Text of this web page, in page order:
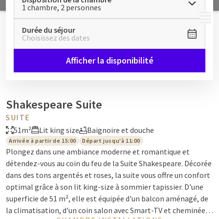
MENU
1 chambre, 2 personnes
Durée du séjour
Choisissez des dates
Afficher la disponibilité
Shakespeare Suite
SUITE
51m²
Lit king size Baignoire et douche
Arrivée à partir de 15:00 Départ jusqu'à 11:00
Plongez dans une ambiance moderne et romantique et
détendez-vous au coin du feu de la Suite Shakespeare. Décorée
dans des tons argentés et roses, la suite vous offre un confort
optimal grâce à son lit king-size à sommier tapissier. D'une
superficie de 51 m², elle est équipée d'un balcon aménagé, de
la climatisation, d'un coin salon avec Smart-TV et cheminée,